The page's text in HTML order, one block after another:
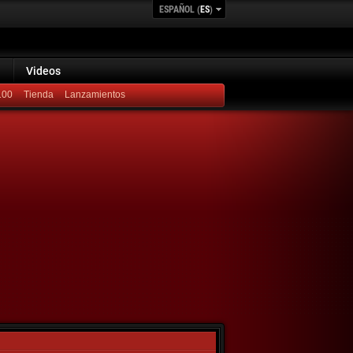
ESPAÑOL (ES)
Videos
Lanzamientos